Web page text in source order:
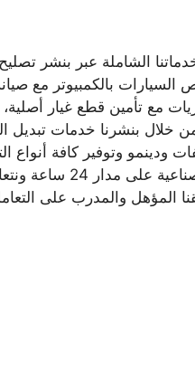
الشاملة عبر بنشر
بالكمبيوتر مع
مع تأمين قطع غيار
بنشرنا خدمات تبديل
وتوفير كافة أنواع
الكلفة والضمان، فخدماتنا
المؤهل والمدرب على